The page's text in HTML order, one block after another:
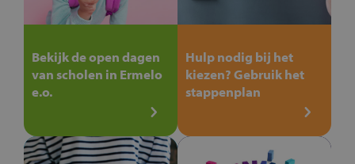
Bekijk de open dagen
van scholen in Ermelo
e.o.
Hulp nodig bij het
kiezen? Gebruik het
stappenplan